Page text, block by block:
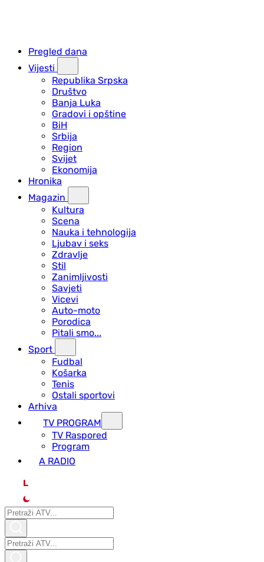
Pregled dana
Vijesti
Republika Srpska
Društvo
Banja Luka
Gradovi i opštine
BiH
Srbija
Region
Svijet
Ekonomija
Hronika
Magazin
Kultura
Scena
Nauka i tehnologija
Ljubav i seks
Zdravlje
Stil
Zanimljivosti
Savjeti
Vicevi
Auto-moto
Porodica
Pitali smo...
Sport
Fudbal
Košarka
Tenis
Ostali sportovi
Arhiva
TV PROGRAM
ТV Raspored
Program
A RADIO
L